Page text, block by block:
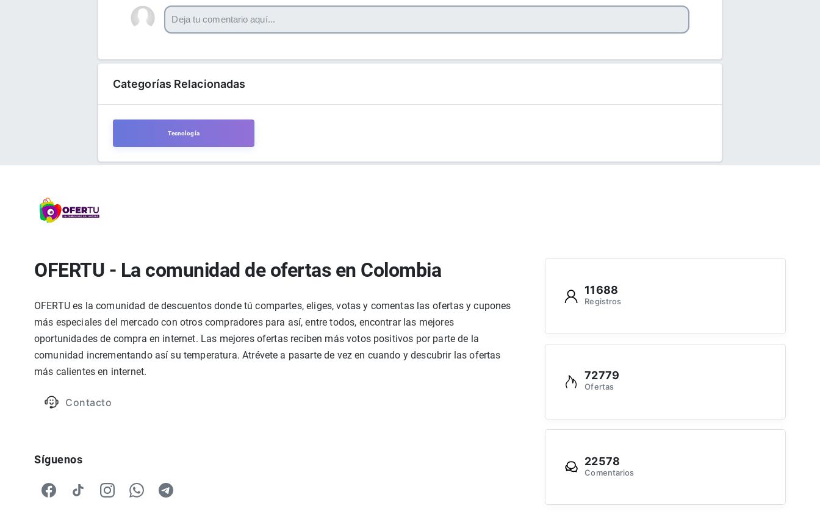
Categorías Relacionadas
Tecnología
OFERTU - La comunidad de ofertas en Colombia
OFERTU es la comunidad de descuentos donde tú compartes, eliges, votas y comentas las ofertas y cupones
más especiales del mercado con otros compradores para así, entre todos, encontrar las mejores
oportunidades de compra en internet. Las mejores ofertas reciben más votos positivos por parte de la
comunidad incrementando así su temperatura. Atrévete a pasarte de vez en cuando y descubrir las ofertas
más calientes en internet.
Contacto
Síguenos
11688
Registros
72779
Ofertas
22578
Comentarios